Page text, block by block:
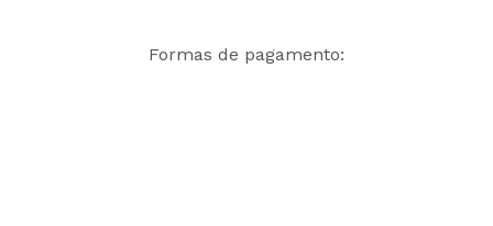
Formas de pagamento: